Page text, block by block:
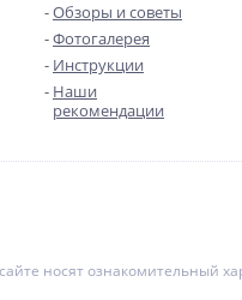
Обзоры и советы
Фотогалерея
Инструкции
Наши
рекомендации
носят